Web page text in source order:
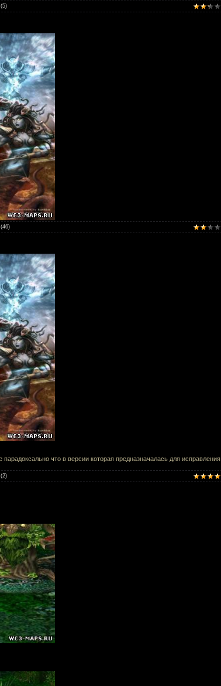
что в версии которая предназначалась для исправления